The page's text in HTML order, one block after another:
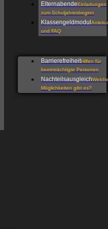
ElternabendeEinladungen
zum Schuljahresbeginn
Klassengeldmodul
und FAQ
BarrierefreiheitHilfen für
beeinträchtigte Personen
Nachteilsausgleich
Möglichkeiten gibt es?